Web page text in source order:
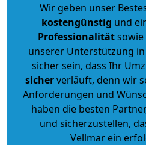
Wir geben unser
kostengünstig und
Professionalität
unserer Unterstützung
sicher sein, dass Ihr
sicherverläuft, denn wir
Anforderungen und
haben die besten
und sicherzustellen,
Vellmar ein